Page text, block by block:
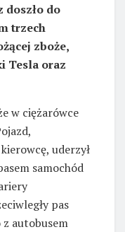
doszło do
trzech
zboże,
Tesla oraz
w ciężarówce
uderzył
samochód
pas
z autobusem